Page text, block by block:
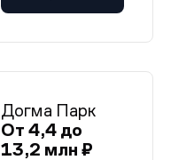
Догма Парк
От 4,4 до
13,2 млн ₽